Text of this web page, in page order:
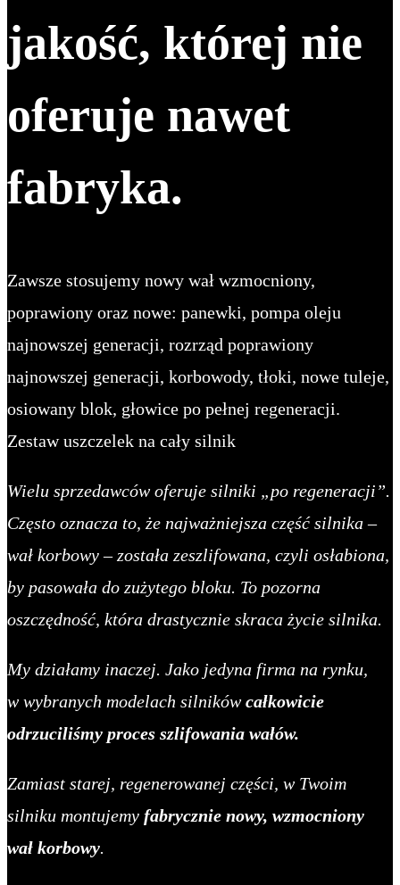
jakość, której nie
oferuje nawet
fabryka.
Zawsze stosujemy nowy wał wzmocniony,
poprawiony oraz nowe: panewki, pompa oleju
najnowszej generacji, rozrząd poprawiony
najnowszej generacji, korbowody, tłoki, nowe tuleje,
osiowany blok, głowice po pełnej regeneracji.
Zestaw uszczelek na cały silnik
Wielu sprzedawców oferuje silniki „po regeneracji”.
Często oznacza to, że najważniejsza część silnika –
wał korbowy – została zeszlifowana, czyli osłabiona,
by pasowała do zużytego bloku. To pozorna
oszczędność, która drastycznie skraca życie silnika.
My działamy inaczej. Jako jedyna firma na rynku,
w wybranych modelach silnikówcałkowicie
odrzuciliśmy proces szlifowania wałów.
Zamiast starej, regenerowanej części, w Twoim
silniku montujemy fabrycznie nowy, wzmocniony
wał korbowy.